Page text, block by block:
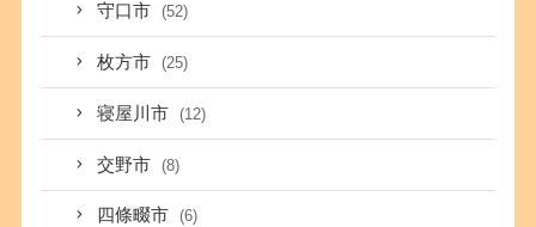
守口市 (52)
枚方市 (25)
寝屋川市 (12)
交野市 (8)
四條畷市 (6)